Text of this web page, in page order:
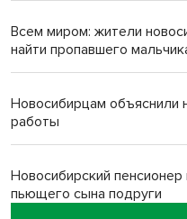
Всем миром: жители
найти пропавшего
Новосибирцам объяснили
работы
Новосибирский
пьющего сына подруги